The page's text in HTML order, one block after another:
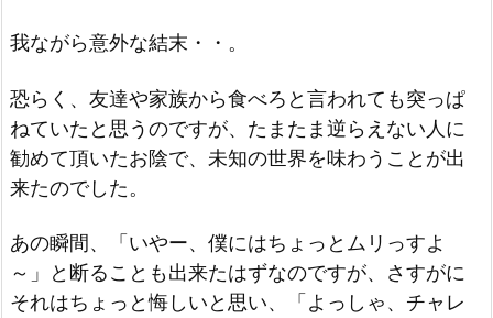
我ながら意外な結末・・。
恐らく、友達や家族から食べろと言われても突っぱ
ねていたと思うのですが、たまたま逆らえない人に
勧めて頂いたお陰で、未知の世界を味わうことが出
来たのでした。
あの瞬間、「いやー、僕にはちょっとムリっすよ
～」と断ることも出来たはずなのですが、さすがに
それはちょっと悔しいと思い、「よっしゃ、チャレ